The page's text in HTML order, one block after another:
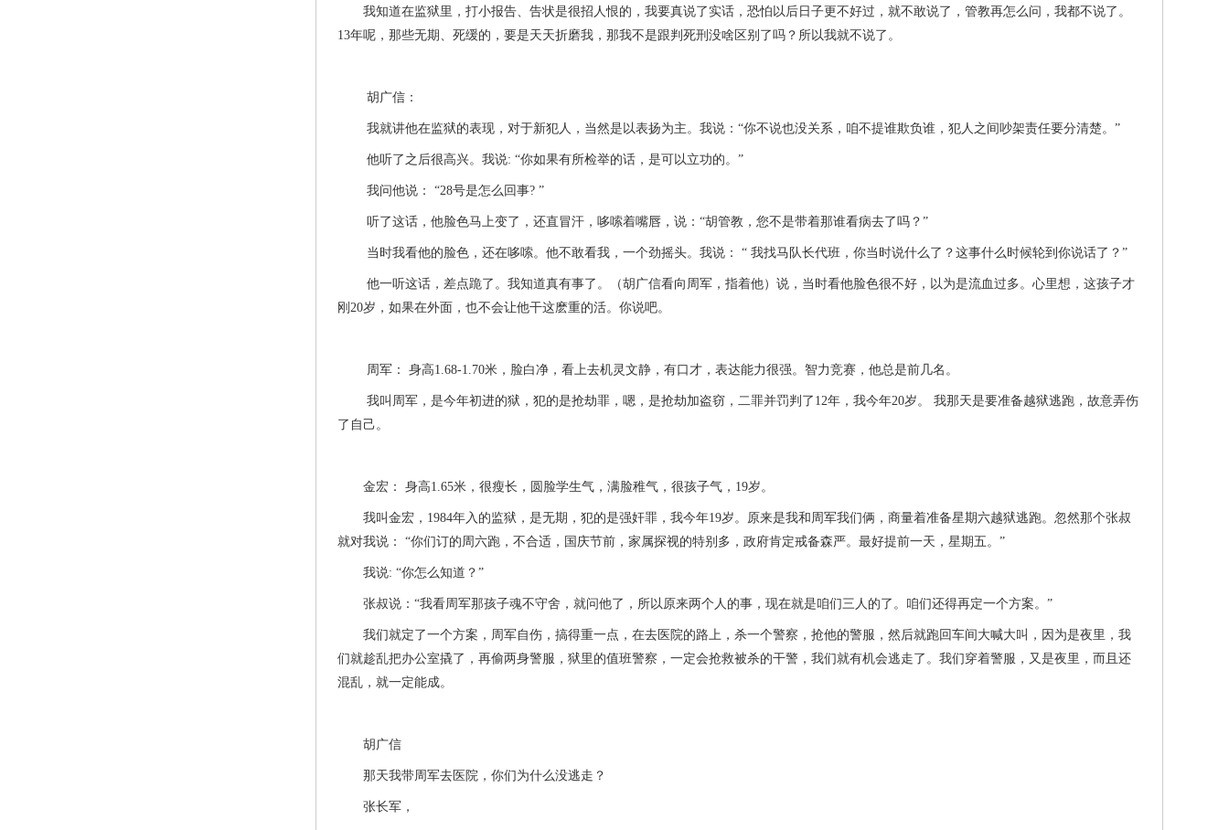
我知道在监狱里，打小报告、告状是很招人恨的，我要真说了实话，恐怕以后日子更不好过，就不敢说了，管教再怎么问，我都不说了。
13年呢，那些无期、死缓的，要是天天折磨我，那我不是跟判死刑没啥区别了吗？所以我就不说了。
胡广信：
我就讲他在监狱的表现，对于新犯人，当然是以表扬为主。我说：“你不说也没关系，咱不提谁欺负谁，犯人之间吵架责任要分清楚。”
他听了之后很高兴。我说: “你如果有所检举的话，是可以立功的。”
我问他说： “28号是怎么回事? ”
听了这话，他脸色马上变了，还直冒汗，哆嗦着嘴唇，说：“胡管教，您不是带着那谁看病去了吗？”
当时我看他的脸色，还在哆嗦。他不敢看我，一个劲摇头。我说： “ 我找马队长代班，你当时说什么了？这事什么时候轮到你说话了？”
他一听这话，差点跪了。我知道真有事了。（胡广信看向周军，指着他）说，当时看他脸色很不好，以为是流血过多。心里想，这孩子才
刚20岁，如果在外面，也不会让他干这麽重的活。你说吧。
周军： 身高1.68-1.70米，脸白净，看上去机灵文静，有口才，表达能力很强。智力竞赛，他总是前几名。
我叫周军，是今年初进的狱，犯的是抢劫罪，嗯，是抢劫加盗窃，二罪并罚判了12年，我今年20岁。 我那天是要准备越狱逃跑，故意弄伤
了自己。
金宏： 身高1.65米，很瘦长，圆脸学生气，满脸稚气，很孩子气，19岁。
我叫金宏，1984年入的监狱，是无期，犯的是强奸罪，我今年19岁。原来是我和周军我们俩，商量着准备星期六越狱逃跑。忽然那个张叔
就对我说： “你们订的周六跑，不合适，国庆节前，家属探视的特别多，政府肯定戒备森严。最好提前一天，星期五。”
我说: “你怎么知道？”
张叔说：“我看周军那孩子魂不守舍，就问他了，所以原来两个人的事，现在就是咱们三人的了。咱们还得再定一个方案。”
我们就定了一个方案，周军自伤，搞得重一点，在去医院的路上，杀一个警察，抢他的警服，然后就跑回车间大喊大叫，因为是夜里，我
们就趁乱把办公室撬了，再偷两身警服，狱里的值班警察，一定会抢救被杀的干警，我们就有机会逃走了。我们穿着警服，又是夜里，而且还
混乱，就一定能成。
胡广信
那天我带周军去医院，你们为什么没逃走？
张长军，